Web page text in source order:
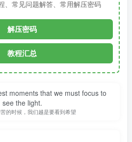
、常见问题解答、常用解压密码
解压密码
教程汇总
moments that we must focus to
see the light.
的时候，我们越是要看到希望